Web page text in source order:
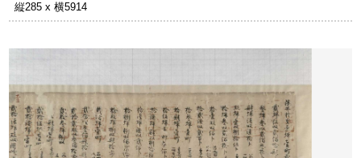
縦285 x 横5914